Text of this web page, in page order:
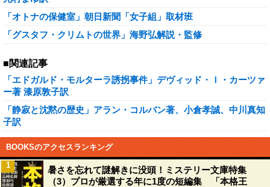
「オトナの保健室」朝日新聞「女子組」取材班
「グスタフ・クリムトの世界」海野弘解説・監修
■関連記事
「エドガルド・モルターラ誘拐事件」デヴィッド・Ｉ・カーツァ
ー著 漆原敦子訳
「静寂と沈黙の歴史」アラン・コルバン著、小倉孝誠、中川真知
子訳
BOOKSのアクセスランキング
暑さを忘れて謎解きに没頭！ミステリー文庫特集
（3）プロが厳選する年に1度の短編集 「本格王
1